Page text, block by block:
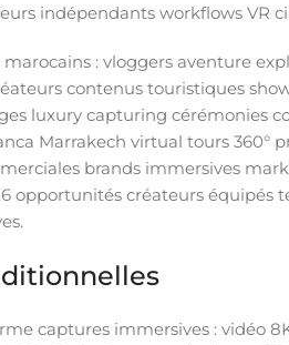
indépendants workflows VR
: vloggers aventure
contenus touristiques
luxury capturing cérémonies
Marrakech virtual tours 360°
brands immersives
créateurs équipés
captures immersives : vidéo